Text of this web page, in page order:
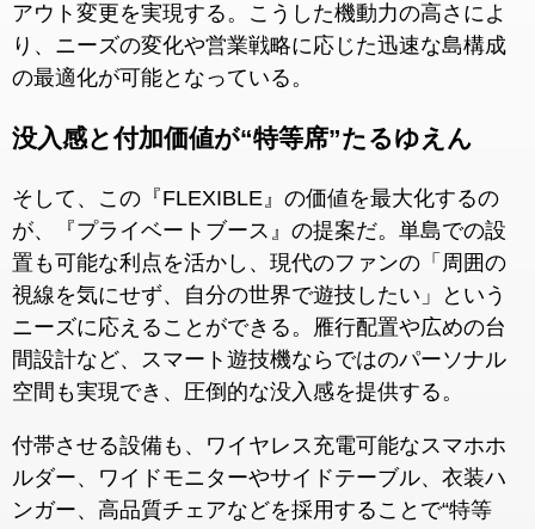
アウト変更を実現する。こうした機動力の高さによ
り、ニーズの変化や営業戦略に応じた迅速な島構成
の最適化が可能となっている。
没入感と付加価値が“特等席”たるゆえん
そして、この『FLEXIBLE』の価値を最大化するの
が、『プライベートブース』の提案だ。単島での設
置も可能な利点を活かし、現代のファンの「周囲の
視線を気にせず、自分の世界で遊技したい」という
ニーズに応えることができる。雁行配置や広めの台
間設計など、スマート遊技機ならではのパーソナル
空間も実現でき、圧倒的な没入感を提供する。
付帯させる設備も、ワイヤレス充電可能なスマホホ
ルダー、ワイドモニターやサイドテーブル、衣装ハ
ンガー、高品質チェアなどを採用することで“特等